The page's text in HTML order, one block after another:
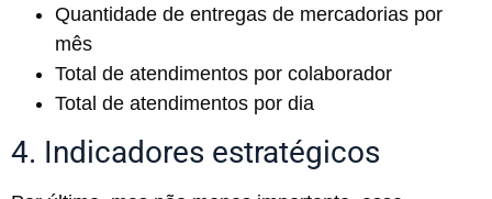
Quantidade de entregas de mercadorias por
mês
Total de atendimentos por colaborador
Total de atendimentos por dia
4. Indicadores estratégicos